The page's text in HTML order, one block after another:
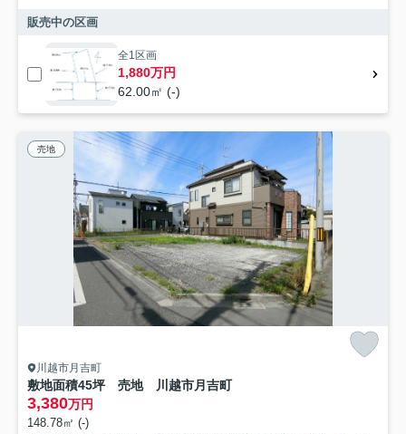
販売中の区画
全1区画
1,880万円
62.00㎡ (-)
売地
川越市月吉町
敷地面積45坪 売地 川越市月吉町
3,380万円
148.78㎡ (-)